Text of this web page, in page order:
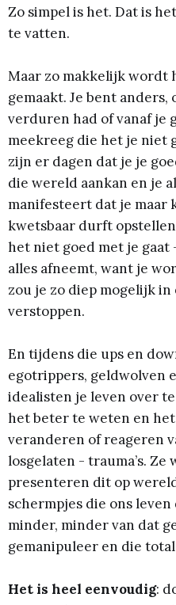
Zo simpel is het. Dat is
te vatten.
Maar zo makkelijk wordt
gemaakt. Je bent anders,
verduren had of vanaf je
meekreeg die het je niet
zijn er dagen dat je je
die wereld aankan en je
manifesteert dat je maar
kwetsbaar durft
het niet goed met je gaat
alles afneemt, want je
zou je zo diep mogelijk
verstoppen.
En tijdens die ups en
egotrippers, geldwolven
idealisten je leven over
het beter te weten en
veranderen of reageren
losgelaten - trauma’s. Ze
presenteren dit op
schermpjes die ons
minder, minder van dat
gemanipuleer en die
Het is heel eenvoudig: